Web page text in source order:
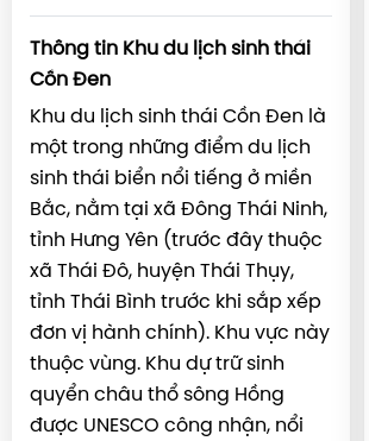
Thông tin Khu du lịch sinh thái
Cồn Đen
Khu du lịch sinh thái Cồn Đen là
một trong những điểm du lịch
sinh thái biển nổi tiếng ở miền
Bắc, nằm tại xã Đông Thái Ninh,
tỉnh Hưng Yên (trước đây thuộc
xã Thái Đô, huyện Thái Thụy,
tỉnh Thái Bình trước khi sắp xếp
đơn vị hành chính). Khu vực này
thuộc vùng. Khu dự trữ sinh
quyển châu thổ sông Hồng
được UNESCO công nhận, nổi